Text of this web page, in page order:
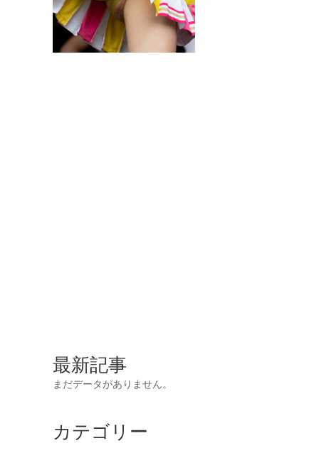
最新記事
まだデータがありません。
カテゴリー